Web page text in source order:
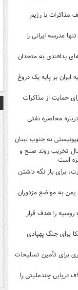
مذاکرات با رژیم
مدرسه ایرانی را
پدافندی به متحدان
بر پایه یک دروغ
حمایت از مذاکرات
محاصره نفتی
به جنوب لبنان
تخریب روند صلح و
است
برای باز نگه داشتن
به مواضع مزدوران
روسیه را هدف قرار
برای جنگ پهپادی
برای تأمین تسلیحات
دریایی چندملیتی را